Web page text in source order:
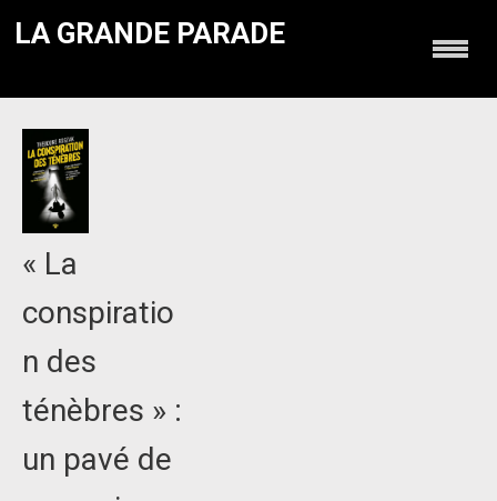
LA GRANDE PARADE
« La
conspiratio
n des
ténèbres » :
un pavé de